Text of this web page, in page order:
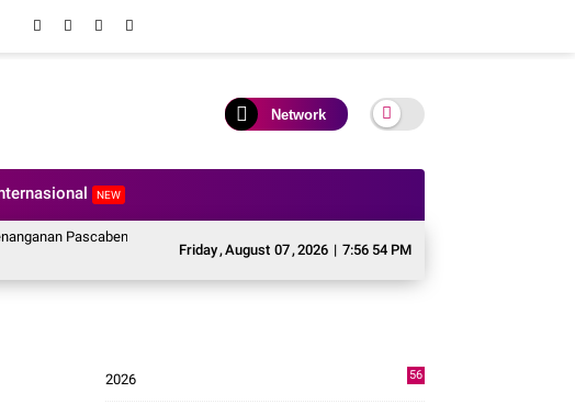
Network
NEW
Friday,August 07,2026 | 7:56 55 PM
Pascabencana Sektor Pertanian Kabupaten Solok, Alokasi Bantuan Irigasi Naik dari 13
2026
56